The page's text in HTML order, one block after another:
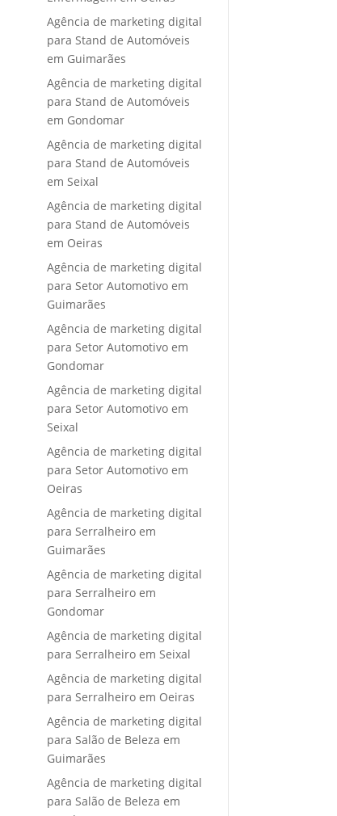
Agência de marketing digital
para Stand de Automóveis
em Guimarães
Agência de marketing digital
para Stand de Automóveis
em Gondomar
Agência de marketing digital
para Stand de Automóveis
em Seixal
Agência de marketing digital
para Stand de Automóveis
em Oeiras
Agência de marketing digital
para Setor Automotivo em
Guimarães
Agência de marketing digital
para Setor Automotivo em
Gondomar
Agência de marketing digital
para Setor Automotivo em
Seixal
Agência de marketing digital
para Setor Automotivo em
Oeiras
Agência de marketing digital
para Serralheiro em
Guimarães
Agência de marketing digital
para Serralheiro em
Gondomar
Agência de marketing digital
para Serralheiro em Seixal
Agência de marketing digital
para Serralheiro em Oeiras
Agência de marketing digital
para Salão de Beleza em
Guimarães
Agência de marketing digital
para Salão de Beleza em